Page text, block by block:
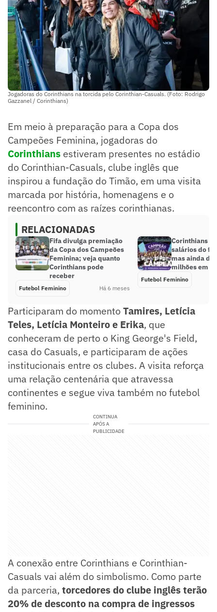
Jogadoras do Corinthians na torcida pelo Corinthian-Casuals. (Foto: Rodrigo
Gazzanel / Corinthians)
Em meio à preparação para a Copa dos
Campeões Feminina, jogadoras do
Corinthians estiveram presentes no estádio
do Corinthian-Casuals, clube inglês que
inspirou a fundação do Timão, em uma visita
marcada por história, homenagens e o
reencontro com as raízes corinthianas.
RELACIONADAS
Fifa divulga premiação
da Copa dos Campeões
Feminina; veja quanto
Corinthians pode
receber
Futebol Feminino Há 6 meses
Corinthians
salários do
mas ainda
milhões em
Futebol Feminino
Participaram do momentoTamires, Letícia
Teles, Letícia Monteiro e Erika, que
conheceram de perto o King George's Field,
casa do Casuals, e participaram de ações
institucionais entre os clubes. A visita reforça
uma relação centenária que atravessa
continentes e segue viva também no futebol
feminino.
CONTINUA
APÓS A
PUBLICIDADE
A conexão entre Corinthians e Corinthian-
Casuals vai além do simbolismo. Como parte
da parceria, torcedores do clube inglês terão
20% de desconto na compra de ingressos